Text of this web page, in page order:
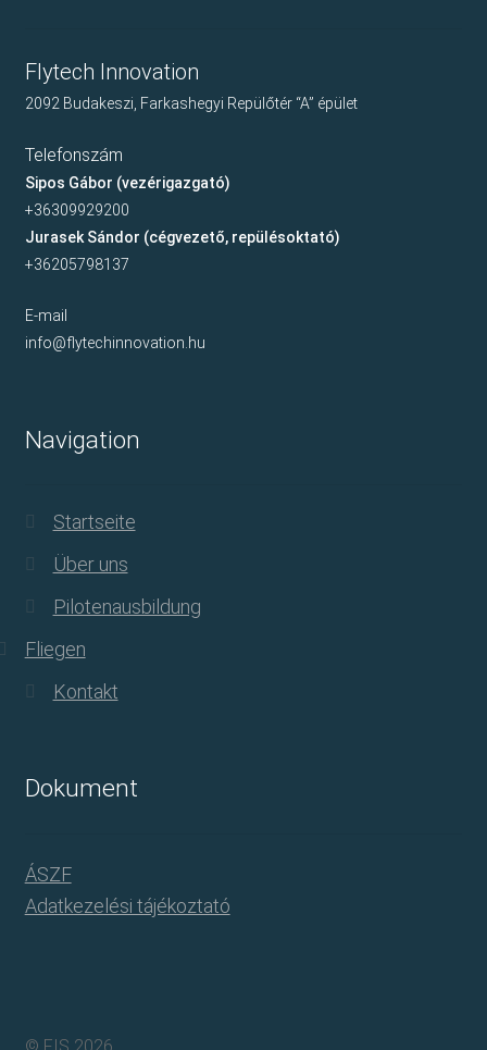
Flytech Innovation
2092 Budakeszi, Farkashegyi Repülőtér “A” épület
Telefonszám
Sipos Gábor (vezérigazgató)
+36309929200
Jurasek Sándor (cégvezető, repülésoktató)
+36205798137
E-mail
info@flytechinnovation.hu
Navigation
Startseite
Über uns
Pilotenausbildung
Fliegen
Kontakt
Dokument
ÁSZF
Adatkezelési tájékoztató
© FIS 2026